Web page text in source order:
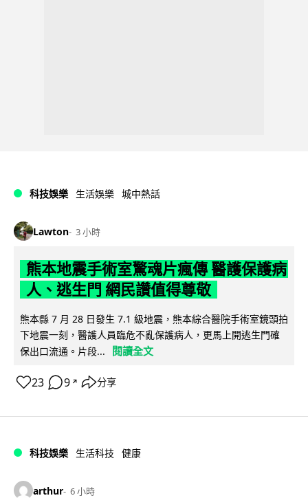
科技娛樂 生活娛樂 城中熱話
Lawton 3 小時
熊本地震手術室驚魂片瘋傳 醫護保護病
人、逃生門 網民讚值得尊敬
熊本縣 7 月 28 日發生 7.1 級地震，熊本綜合醫院手術室鏡頭拍
下地震一刻，醫護人員臨危不亂保護病人，更馬上開逃生門確
保出口流通。片段...
閱讀全文
23 9 ↗ 分享
科技娛樂 生活科技 健康
arthur 6 小時